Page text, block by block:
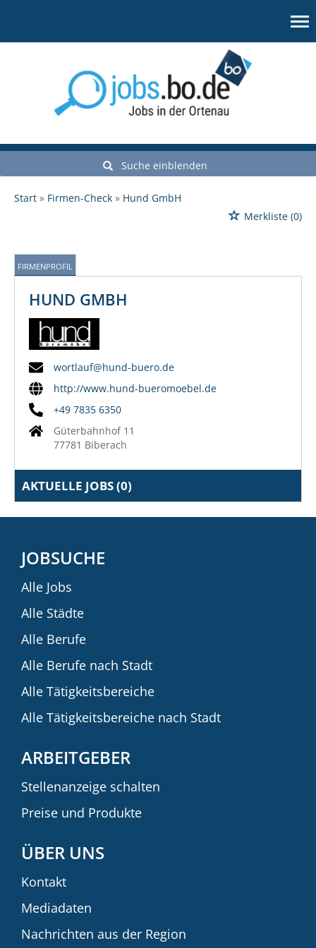
Suche einblenden
Start Firmen-Check
Hund GmbH
Merkliste (0)
FIRMENPROFIL
HUND GMBH
wortlauf@hund-buero.de
http://www.hund-bueromoebel.de
+49 7835 6350
Güterbahnhof 11
77781 Biberach
AKTUELLE JOBS (0)
JOBSUCHE
Alle Jobs
Alle Städte
Alle Berufe
Alle Berufe nach Stadt
Alle Tätigkeitsbereiche
Alle Tätigkeitsbereiche nach Stadt
ARBEITGEBER
Stellenanzeige schalten
Preise und Produkte
ÜBER UNS
Kontakt
Mediadaten
Nachrichten aus der Region